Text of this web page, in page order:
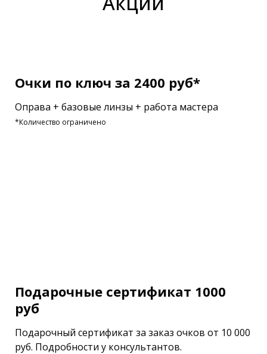
Очки по ключ за 2400 руб*
Оправа + базовые линзы + работа мастера
*Количество ограничено
Подарочные сертификат 1000
руб
Подарочный сертификат за заказ очков от 10 000
руб. Подробности у консультантов.